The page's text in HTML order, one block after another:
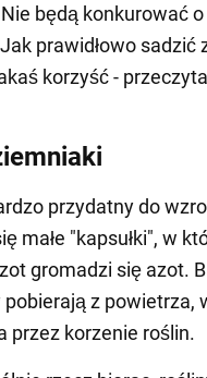
będą konkurować o
prawidłowo sadzić
korzyść -
przydatny do
małe "kapsułki", w
gromadzi się azot.
z powietrza,
przez korzenie roślin.